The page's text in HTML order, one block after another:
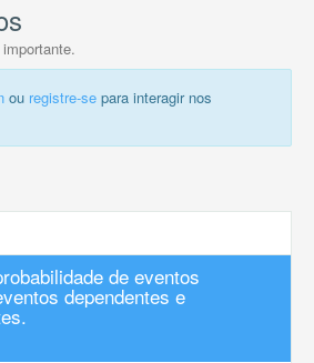
ou registre-se para interagir nos
de eventos
dependentes e